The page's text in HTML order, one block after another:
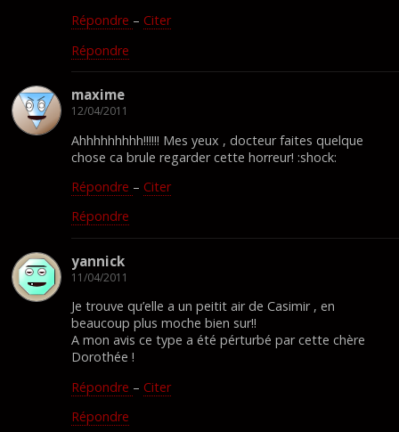
Répondre – Citer
Répondre
maxime
12/04/2011
Ahhhhhhhhh!!!!!! Mes yeux , docteur faites quelque
chose ca brule regarder cette horreur! :shock:
Répondre – Citer
Répondre
yannick
11/04/2011
Je trouve qu’elle a un peitit air de Casimir , en
beaucoup plus moche bien sur!!
A mon avis ce type a été pérturbé par cette chère
Dorothée !
Répondre – Citer
Répondre